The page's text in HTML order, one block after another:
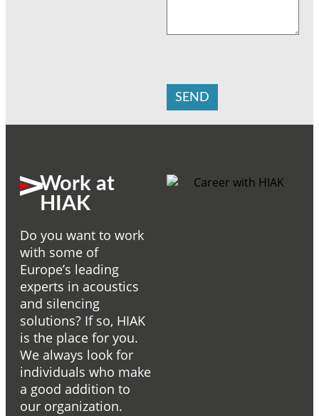
SEND
Work at
HIAK
Do you want to work
with some of
Europe’s leading
experts in acoustics
and silencing
solutions? If so, HIAK
is the place for you.
We always look for
individuals who make
a good addition to
our organization.